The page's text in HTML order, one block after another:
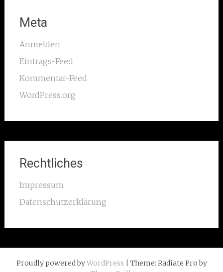
Meta
Anmelden
Eintrags-Feed
Kommentar-Feed
WordPress.org
Rechtliches
Impressum
Datenschutzerklärung
Proudly powered byWordPress | Theme: Radiate Pro by